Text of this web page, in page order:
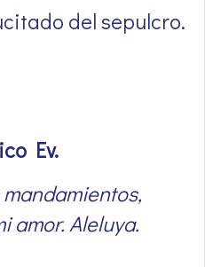
del sepulcro.
Ev.
amor. Aleluya.